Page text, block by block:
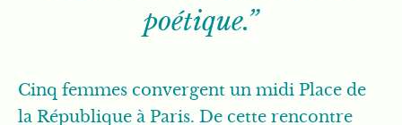
poétique.”
Cinq femmes convergent un midi Place de
la République à Paris. De cette rencontre